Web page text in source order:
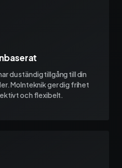
du ständig tillgång till din
Molnteknik ger dig frihet
och flexibelt.